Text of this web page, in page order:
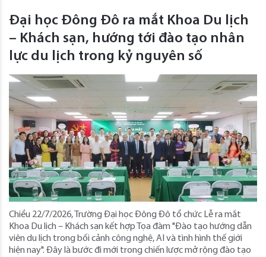
Đại học Đông Đô ra mắt Khoa Du lịch
– Khách sạn, hướng tới đào tạo nhân
lực du lịch trong kỷ nguyên số
Chiều 22/7/2026, Trường Đại học Đông Đô tổ chức Lễ ra mắt
Khoa Du lịch – Khách sạn kết hợp Tọa đàm "Đào tạo hướng dẫn
viên du lịch trong bối cảnh công nghệ, AI và tình hình thế giới
hiện nay". Đây là bước đi mới trong chiến lược mở rộng đào tạo